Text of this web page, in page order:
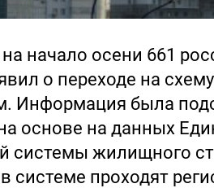
начало осени 661
о переходе на
Информация была
основе на данных
системы жилищного
проходят